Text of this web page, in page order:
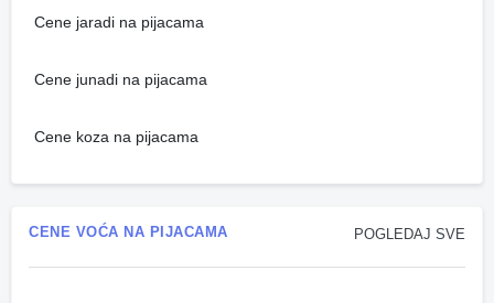
Cene jaradi na pijacama
Cene junadi na pijacama
Cene koza na pijacama
POGLEDAJ SVE
CENE VOĆA NA PIJACAMA